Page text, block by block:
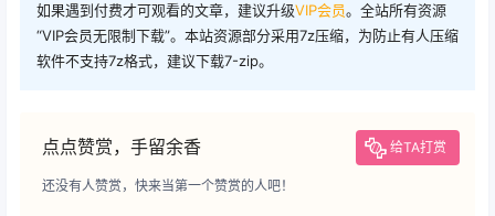
如果遇到付费才可观看的文章，建议升级VIP会员。全站所有资源
“VIP会员无限制下载”。本站资源部分采用7z压缩，为防止有人压缩
软件不支持7z格式，建议下载7-zip。
点点赞赏，手留余香 给TA打赏
还没有人赞赏，快来当第一个赞赏的人吧！